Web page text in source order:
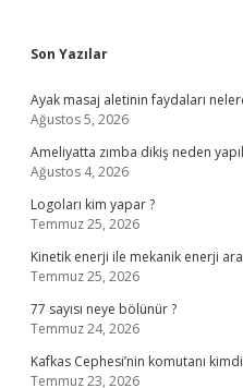
Sidebar
Son Yazılar
Ayak masaj aletinin faydaları
Ağustos 5, 2026
Ameliyatta zımba dikiş neden
Ağustos 4, 2026
Logoları kim yapar ?
Temmuz 25, 2026
Kinetik enerji ile mekanik enerji
Temmuz 25, 2026
77 sayısı neye bölünür ?
Temmuz 24, 2026
Kafkas Cephesi’nin komutanı
Temmuz 23, 2026